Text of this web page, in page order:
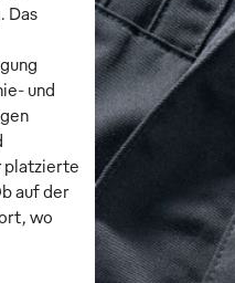
Das
und
platzierte
auf der
wo